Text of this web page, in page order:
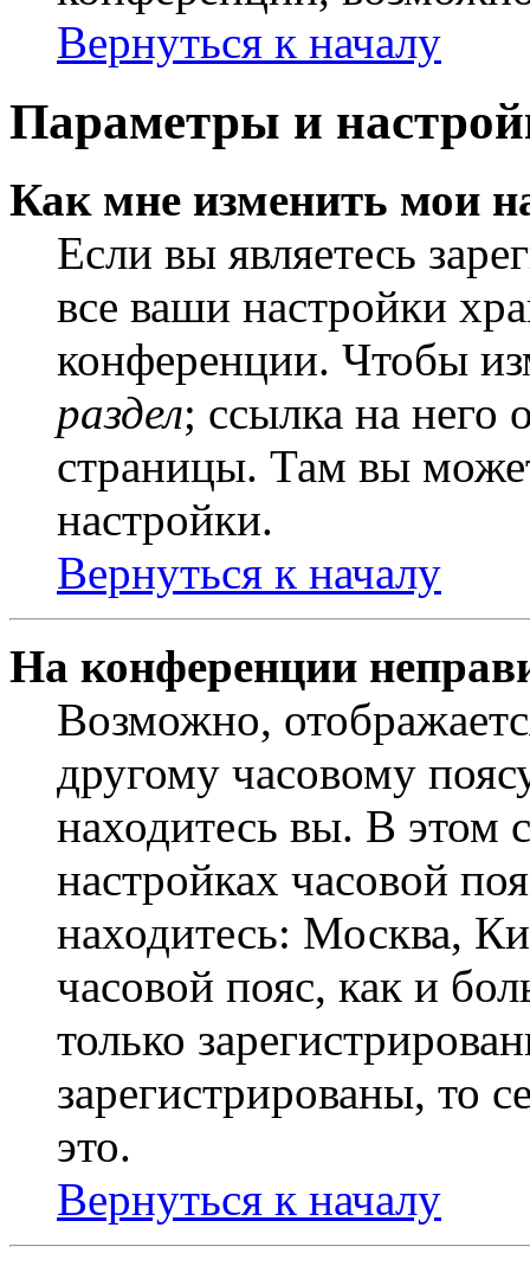
Вернуться к началу
Параметры и
Как мне изменить мои
Если вы являетесь
все ваши настройки
конференции. Чтобы
раздел; ссылка на него
страницы. Там вы
настройки.
Вернуться к началу
На конференции
Возможно,
другому часовому
находитесь вы. В этом
настройках часовой
находитесь: Москва,
часовой пояс, как и
только
зарегистрированы, то
это.
Вернуться к началу